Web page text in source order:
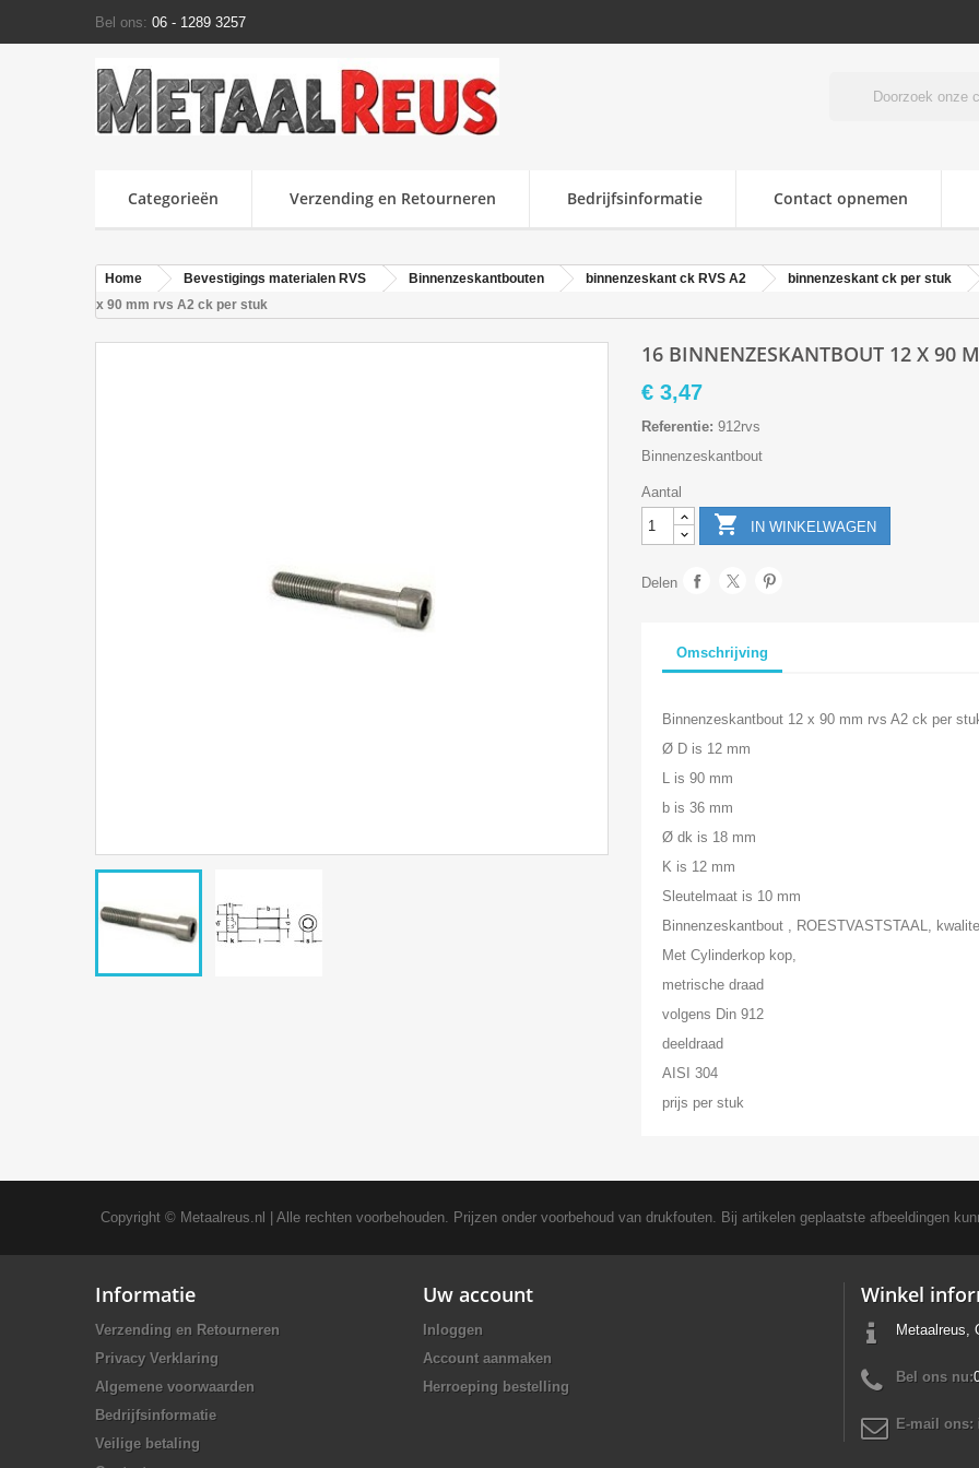
Bel ons: 06 - 1289 3257
Categorieën Verzending en Retourneren Bedrijfsinformatie Contact opnemen
Home Bevestigings materialen RVS Binnenzeskantbouten binnenzeskant ck RVS A2 binnenzeskant ck per stuk
x 90 mm rvs A2 ck per stuk
16 BINNENZESKANTBOUT 12 X 90
€ 3,47
Referentie: 912rvs
Binnenzeskantbout
Aantal
 IN WINKELWAGEN
Delen
Omschrijving
Binnenzeskantbout 12 x 90 mm rvs A2 ck per
Ø D is 12 mm
L is 90 mm
b is 36 mm
Ø dk is 18 mm
K is 12 mm
Sleutelmaat is 10 mm
Binnenzeskantbout , ROESTVASTSTAAL,
Met Cylinderkop kop,
metrische draad
volgens Din 912
deeldraad
AISI 304
prijs per stuk
Copyright © Metaalreus.nl | Alle rechten voorbehouden. Prijzen onder voorbehoud van drukfouten. Bij artikelen geplaatste afbeeldingen
Informatie
Verzending en Retourneren
Privacy Verklaring
Algemene voorwaarden
Bedrijfsinformatie
Veilige betaling
Uw account
Inloggen
Account aanmaken
Herroeping bestelling
Winkel
Metaalreus,
Bel ons nu:
E-mail ons: